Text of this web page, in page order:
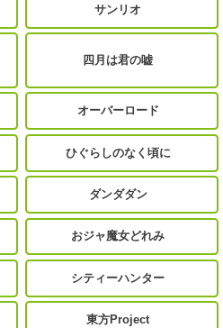
サンリオ
四月は君の嘘
オーバーロード
ひぐらしのなく頃に
ダンダダン
おジャ魔女どれみ
シティーハンター
東方Project